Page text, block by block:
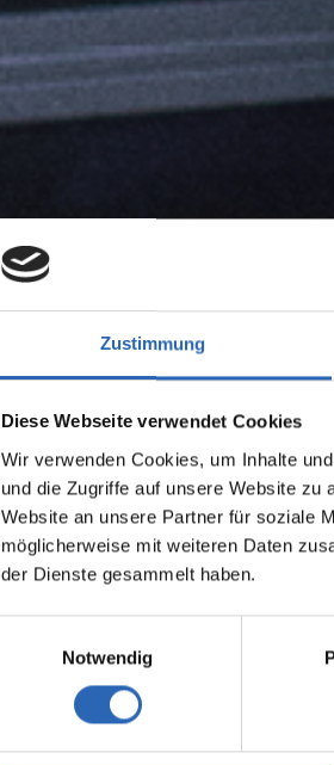
Zustimmung
Diese Webseite verwendet Cookies
Wir verwenden Cookies, um Inhalte
und die Zugriffe auf unsere Website zu
Website an unsere Partner für soziale
möglicherweise mit weiteren Daten
der Dienste gesammelt haben.
Notwendig